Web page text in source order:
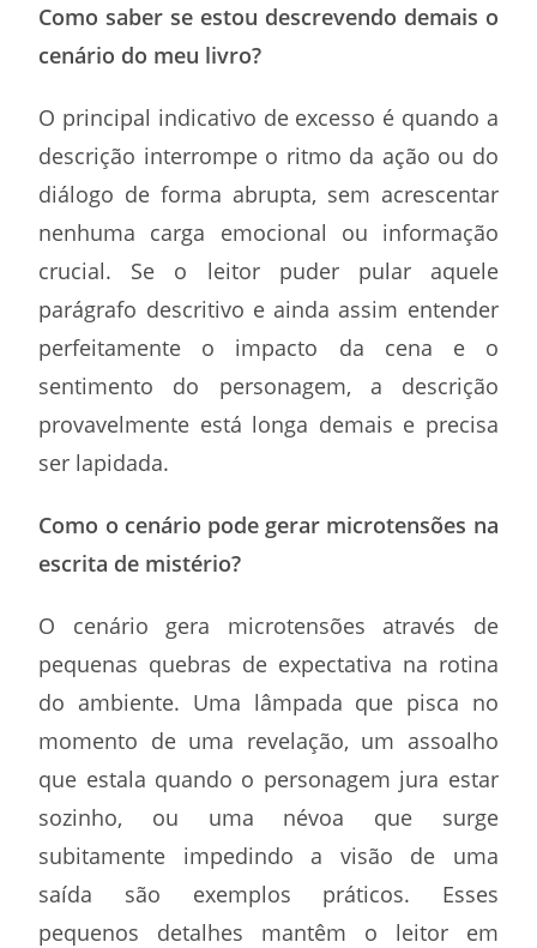
Como saber se estou descrevendo demais o
cenário do meu livro?
O principal indicativo de excesso é quando a
descrição interrompe o ritmo da ação ou do
diálogo de forma abrupta, sem acrescentar
nenhuma carga emocional ou informação
crucial. Se o leitor puder pular aquele
parágrafo descritivo e ainda assim entender
perfeitamente o impacto da cena e o
sentimento do personagem, a descrição
provavelmente está longa demais e precisa
ser lapidada.
Como o cenário pode gerar microtensões na
escrita de mistério?
O cenário gera microtensões através de
pequenas quebras de expectativa na rotina
do ambiente. Uma lâmpada que pisca no
momento de uma revelação, um assoalho
que estala quando o personagem jura estar
sozinho, ou uma névoa que surge
subitamente impedindo a visão de uma
saída são exemplos práticos. Esses
pequenos detalhes mantêm o leitor em